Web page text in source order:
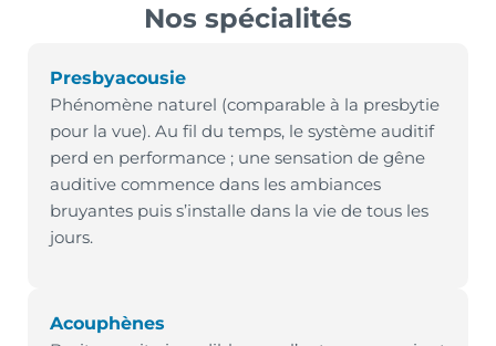
Nos spécialités
Presbyacousie
Phénomène naturel (comparable à la presbytie
pour la vue). Au fil du temps, le système auditif
perd en performance ; une sensation de gêne
auditive commence dans les ambiances
bruyantes puis s’installe dans la vie de tous les
jours.
Acouphènes